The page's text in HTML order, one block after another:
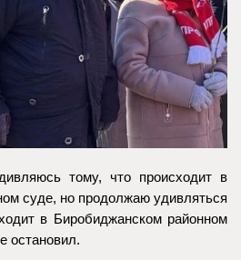
тому, что происходит в
суде, но продолжаю удивляться
в Биробиджанском районном
остановил.